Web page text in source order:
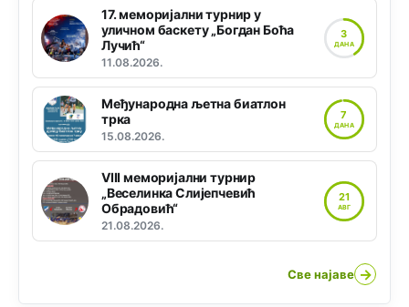
17. меморијални турнир у
уличном баскету „Богдан Боћа
Лучић“
11.08.2026.
3
ДАНА
Међународна љетна биатлон
трка
15.08.2026.
7
ДАНА
VIII меморијални турнир
„Веселинка Слијепчевић
Обрадовић“
21.08.2026.
21
АВГ
Све најаве →